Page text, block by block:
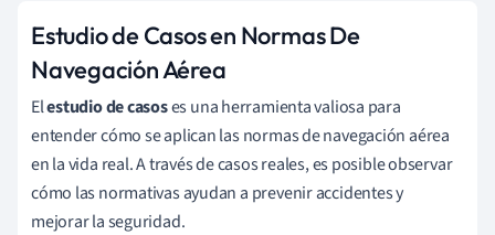
Estudio de Casos en Normas De
Navegación Aérea
Elestudio de casoses una herramienta valiosa para
entender cómo se aplican las normas de navegación aérea
en la vida real. A través de casos reales, es posible observar
cómo las normativas ayudan a prevenir accidentes y
mejorar la seguridad.